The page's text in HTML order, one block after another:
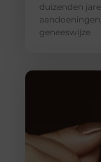
duizenden
geneeswijze